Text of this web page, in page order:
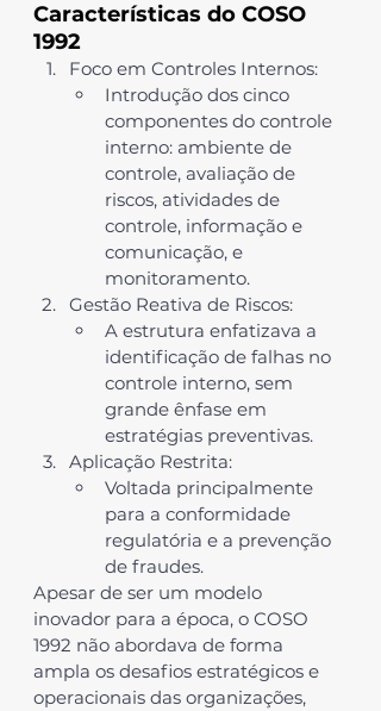
Características do COSO
1992
Foco em Controles Internos:
Introdução dos cinco
componentes do controle
interno: ambiente de
controle, avaliação de
riscos, atividades de
controle, informação e
comunicação, e
monitoramento.
Gestão Reativa de Riscos:
A estrutura enfatizava a
identificação de falhas no
controle interno, sem
grande ênfase em
estratégias preventivas.
Aplicação Restrita:
Voltada principalmente
para a conformidade
regulatória e a prevenção
de fraudes.
Apesar de ser um modelo
inovador para a época, o COSO
1992 não abordava de forma
ampla os desafios estratégicos e
operacionais das organizações,